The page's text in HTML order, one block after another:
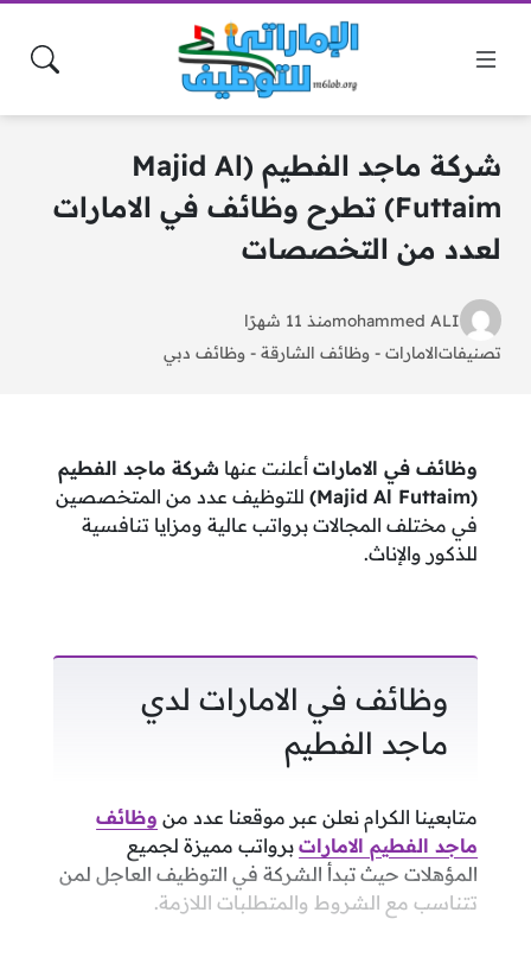
شركة ماجد الفطيم (Majid Al
Futtaim) تطرح وظائف في الامارات
لعدد من التخصصات
mohammed ALIمنذ 11 شهرًا
تصنيفاتالامارات - وظائف الشارقة - وظائف دبي
وظائف في الاماراتأعلنت عنها شركة ماجد الفطيم
(Majid Al Futtaim)
للتوظيف عدد من المتخصصين
في مختلف المجالات برواتب عالية ومزايا تنافسية
للذكور والإناث.
وظائف في الامارات لدي
ماجد الفطيم
متابعينا الكرام نعلن عبر موقعنا عدد من وظائف
ماجد الفطيم الاماراتبرواتب مميزة لجميع
المؤهلات حيث تبدأ الشركة في التوظيف العاجل لمن
تتناسب مع الشروط والمتطلبات اللازمة.